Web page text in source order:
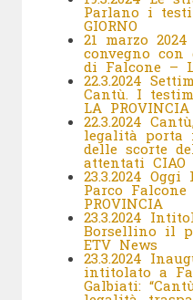
Parlano i
GIORNO
21 marzo
convegno
di Falcone –
22.3.2024
Cantù. I
LA PROVINCIA
22.3.2024
legalità porta
delle scorte
attentati CIAO
23.3.2024
Parco
PROVINCIA
23.3.2024
Borsellino il
ETV News
23.3.2024
intitolato a
Galbiati: